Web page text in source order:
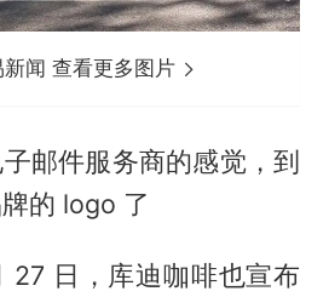
闻 查看更多图片
邮件服务商的感觉，到
的 logo 了
27 日，库迪咖啡也宣布